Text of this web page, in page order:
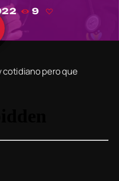
9
cotidiano pero que